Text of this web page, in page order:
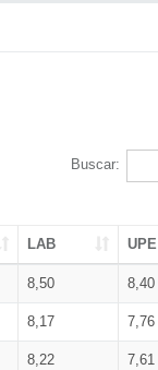
Buscar:
LAB UPE
8,50 8,40
8,17 7,76
8,22 7,61